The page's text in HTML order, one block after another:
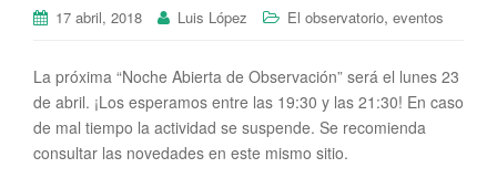
17 abril, 2018 Luis López El observatorio, eventos
La próxima “Noche Abierta de Observación” será el lunes 23
de abril. ¡Los esperamos entre las 19:30 y las 21:30! En caso
de mal tiempo la actividad se suspende. Se recomienda
consultar las novedades en este mismo sitio.